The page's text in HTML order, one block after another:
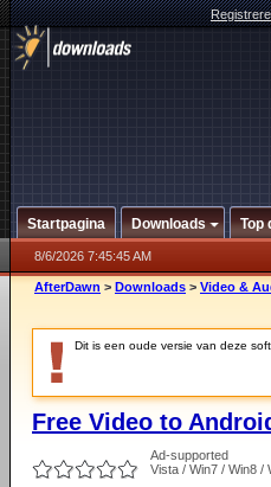
Startpagina Downloads Top
8/6/2026 7:45:45 AM
AfterDawn > Downloads > Video &
Dit is een oude versie van deze
Free Video to
Ad-supported
Vista / Win7 / Win8 /